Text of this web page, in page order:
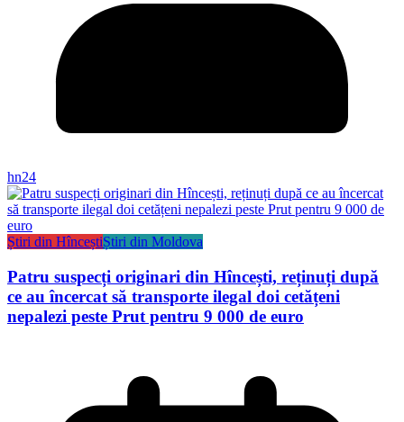
hn24
Știri din HînceștiȘtiri din Moldova
Patru suspecți originari din Hîncești, reținuți după
ce au încercat să transporte ilegal doi cetățeni
nepalezi peste Prut pentru 9 000 de euro